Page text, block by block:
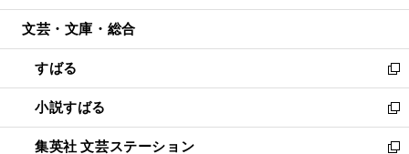
開
ウ
開
く
ン
ウ
で
開
く
ウ
ン
ド
ウ
で
開
く
文芸・文庫・総合
すばる
新
し
い
ウ
ィ
小説すばる
新
し
い
集英社 文芸ステーション
新